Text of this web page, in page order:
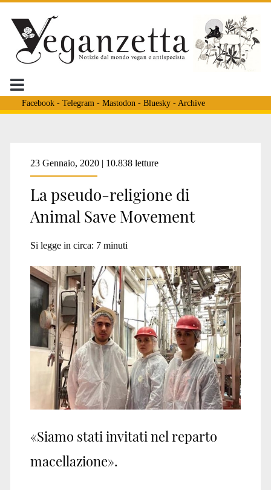
Facebook- Telegram - Mastodon - Bluesky- Archive
Tag:
<span>macello
Neuchâtel</span>
23 Gennaio, 2020 | 10.838 letture
La pseudo-religione di
Animal Save Movement
Si legge in circa: 7 minuti
«Siamo stati invitati nel reparto
macellazione».